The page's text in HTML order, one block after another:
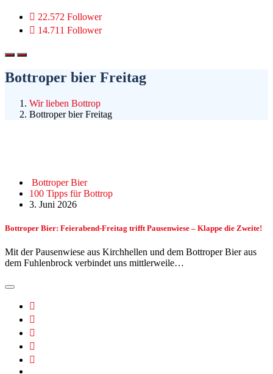
22.572 Follower
14.711 Follower
Bottroper bier Freitag
Wir lieben Bottrop
Bottroper bier Freitag
Bottroper Bier
100 Tipps für Bottrop
3. Juni 2026
Bottroper Bier: Feierabend-Freitag trifft Pausenwiese – Klappe die Zweite!
Mit der Pausenwiese aus Kirchhellen und dem Bottroper Bier aus
dem Fuhlenbrock verbindet uns mittlerweile…